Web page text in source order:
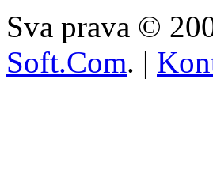
Sva prava ©
Soft.Com. |